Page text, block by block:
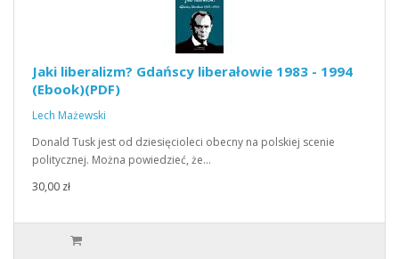
Jaki liberalizm? Gdańscy liberałowie 1983 - 1994
(Ebook)(PDF)
Lech Mażewski
Donald Tusk jest od dziesięcioleci obecny na polskiej scenie
politycznej. Można powiedzieć, że…
30,00 zł